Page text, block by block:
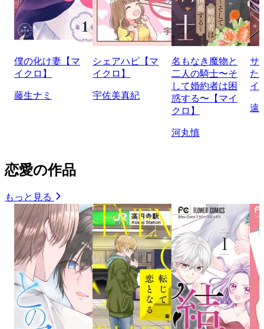
僕の化け妻【マ
イクロ】
藤生ナミ
シェアハピ【マ
イクロ】
宇佐美真紀
名もなき魔物と
二人の騎士〜そ
して婚約者は困
惑する〜【マイ
クロ】
河丸慎
サ
た
イ
遠
恋愛の作品
もっと見る